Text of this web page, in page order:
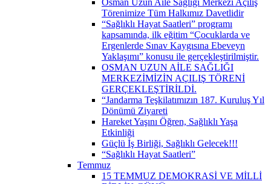
Törenimize Tüm Halkımız Davetlidir
“Sağlıklı Hayat Saatleri” programı
kapsamında, ilk eğitim “Çocuklarda ve
Ergenlerde Sınav Kaygısına Ebeveyn
Yaklaşımı” konusu ile gerçekleştirilmiştir.
OSMAN UZUN AİLE SAĞLIĞI
MERKEZİMİZİN AÇILIŞ TÖRENİ
GERÇEKLEŞTİRİLDİ.
“Jandarma Teşkilatımızın 187. Kuruluş Yıl
Dönümü Ziyareti
Hareket Yaşını Öğren, Sağlıklı Yaşa
Etkinliği
Güçlü İş Birliği, Sağlıklı Gelecek!!!
“Sağlıklı Hayat Saatleri”
Temmuz
15 TEMMUZ DEMOKRASİ VE MİLLİ